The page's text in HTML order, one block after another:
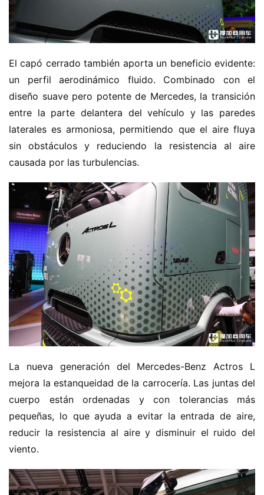
El capó cerrado también aporta un beneficio evidente:
un perfil aerodinámico fluido. Combinado con el
diseño suave pero potente de Mercedes, la transición
entre la parte delantera del vehículo y las paredes
laterales es armoniosa, permitiendo que el aire fluya
sin obstáculos y reduciendo la resistencia al aire
causada por las turbulencias.
La nueva generación del Mercedes-Benz Actros L
mejora la estanqueidad de la carrocería. Las juntas del
cuerpo están ordenadas y con tolerancias más
pequeñas, lo que ayuda a evitar la entrada de aire,
reducir la resistencia al aire y disminuir el ruido del
viento.